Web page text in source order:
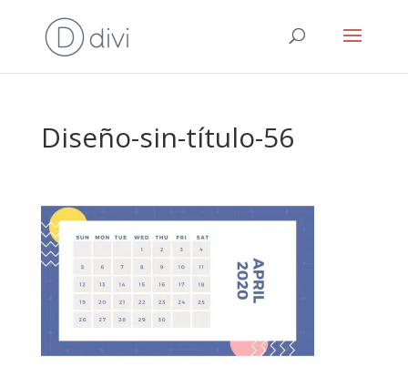
Diseño-sin-título-56